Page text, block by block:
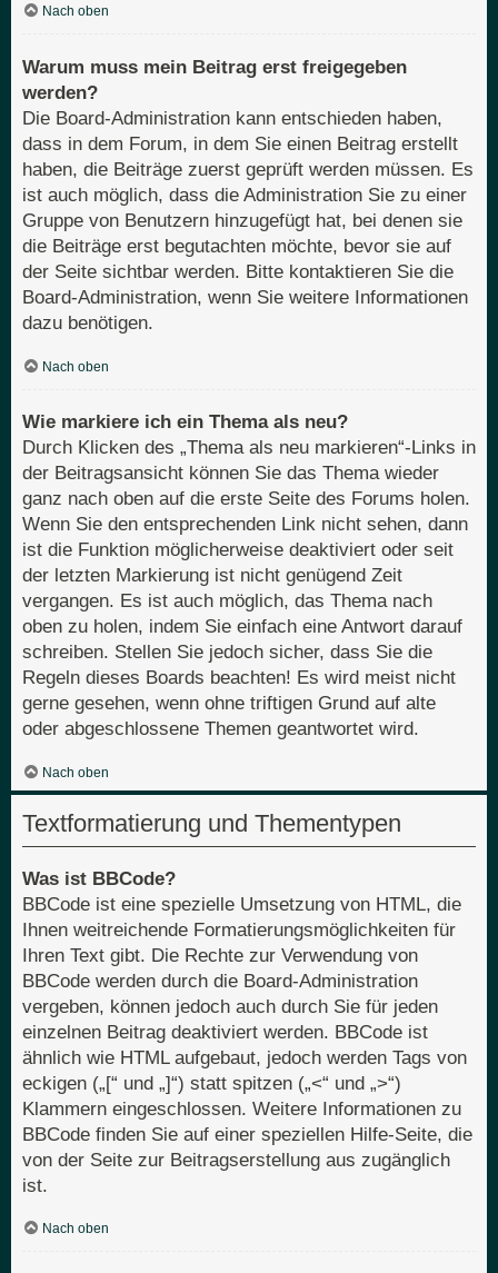
Nach oben
Warum muss mein Beitrag erst freigegeben
werden?
Die Board-Administration kann entschieden haben,
dass in dem Forum, in dem Sie einen Beitrag erstellt
haben, die Beiträge zuerst geprüft werden müssen. Es
ist auch möglich, dass die Administration Sie zu einer
Gruppe von Benutzern hinzugefügt hat, bei denen sie
die Beiträge erst begutachten möchte, bevor sie auf
der Seite sichtbar werden. Bitte kontaktieren Sie die
Board-Administration, wenn Sie weitere Informationen
dazu benötigen.
Nach oben
Wie markiere ich ein Thema als neu?
Durch Klicken des „Thema als neu markieren“-Links in
der Beitragsansicht können Sie das Thema wieder
ganz nach oben auf die erste Seite des Forums holen.
Wenn Sie den entsprechenden Link nicht sehen, dann
ist die Funktion möglicherweise deaktiviert oder seit
der letzten Markierung ist nicht genügend Zeit
vergangen. Es ist auch möglich, das Thema nach
oben zu holen, indem Sie einfach eine Antwort darauf
schreiben. Stellen Sie jedoch sicher, dass Sie die
Regeln dieses Boards beachten! Es wird meist nicht
gerne gesehen, wenn ohne triftigen Grund auf alte
oder abgeschlossene Themen geantwortet wird.
Nach oben
Textformatierung und Thementypen
Was ist BBCode?
BBCode ist eine spezielle Umsetzung von HTML, die
Ihnen weitreichende Formatierungsmöglichkeiten für
Ihren Text gibt. Die Rechte zur Verwendung von
BBCode werden durch die Board-Administration
vergeben, können jedoch auch durch Sie für jeden
einzelnen Beitrag deaktiviert werden. BBCode ist
ähnlich wie HTML aufgebaut, jedoch werden Tags von
eckigen („[“ und „]“) statt spitzen („<“ und „>“)
Klammern eingeschlossen. Weitere Informationen zu
BBCode finden Sie auf einer speziellen Hilfe-Seite, die
von der Seite zur Beitragserstellung aus zugänglich
ist.
Nach oben